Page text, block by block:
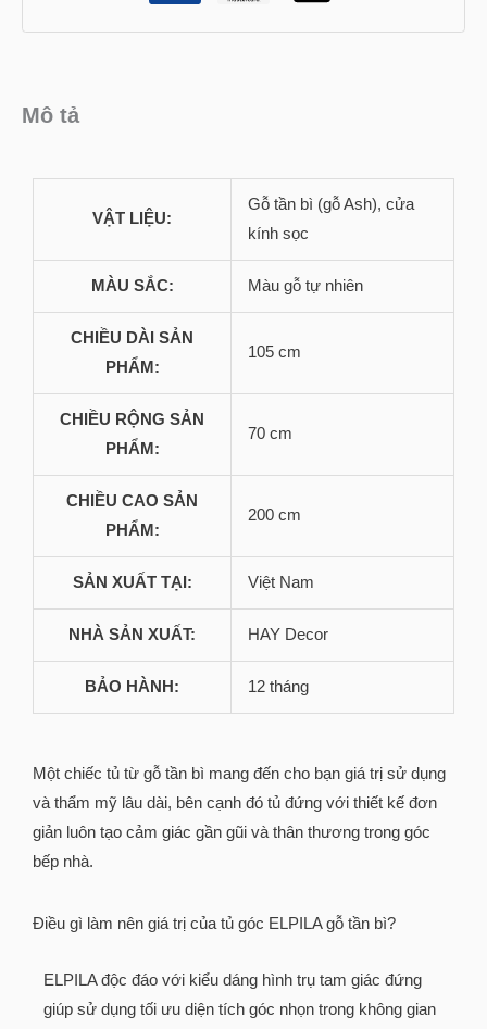
Mô tả
VẬT LIỆU:
Gỗ tần bì (gỗ Ash), cửa
kính sọc
MÀU SẮC: Màu gỗ tự nhiên
CHIỀU DÀI SẢN
PHẨM:
105 cm
CHIỀU RỘNG SẢN
PHẨM:
70 cm
CHIỀU CAO SẢN
PHẨM:
200 cm
SẢN XUẤT TẠI: Việt Nam
NHÀ SẢN XUẤT: HAY Decor
BẢO HÀNH: 12 tháng
Một chiếc tủ từ gỗ tần bì mang đến cho bạn giá trị sử dụng
và thẩm mỹ lâu dài, bên cạnh đó tủ đứng với thiết kế đơn
giản luôn tạo cảm giác gần gũi và thân thương trong góc
bếp nhà.
Điều gì làm nên giá trị của tủ góc ELPILA gỗ tần bì?
ELPILA độc đáo với kiểu dáng hình trụ tam giác đứng
giúp sử dụng tối ưu diện tích góc nhọn trong không gian